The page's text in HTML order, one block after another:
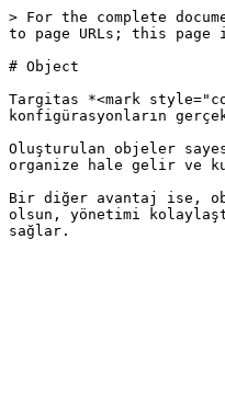
> For the complete
to page URLs; this
# Object
Targitas *<mark
konfigürasyonların
Oluşturulan objeler
organize hale gelir ve
Bir diğer avantaj ise,
olsun, yönetimi